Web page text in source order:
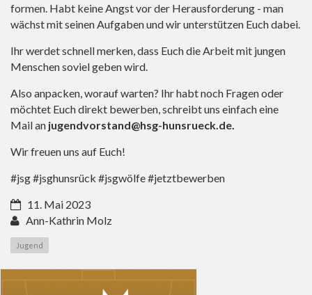
formen. Habt keine Angst vor der Herausforderung - man
wächst mit seinen Aufgaben und wir unterstützen Euch dabei.
Ihr werdet schnell merken, dass Euch die Arbeit mit jungen
Menschen soviel geben wird.
Also anpacken, worauf warten? Ihr habt noch Fragen oder
möchtet Euch direkt bewerben, schreibt uns einfach eine
Mail an jugendvorstand@hsg-hunsrueck.de
Wir freuen uns auf Euch!
#jsg #jsghunsrück #jsgwölfe #jetztbewerben
11. Mai 2023
Ann-Kathrin Molz
Jugend